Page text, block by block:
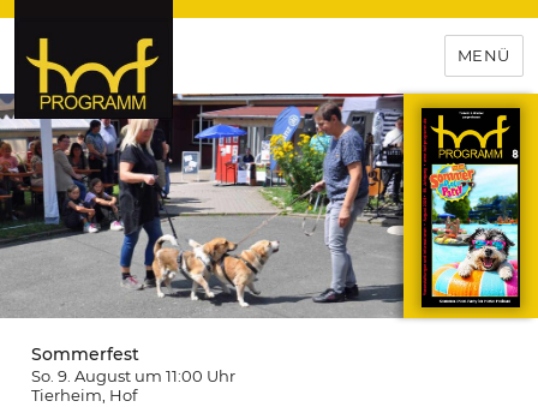
hof-programm – das
Veranstaltungsportal für
Hochfranken
MENÜ
Sommerfest
So. 9. August um 11:00 Uhr
Tierheim , Hof